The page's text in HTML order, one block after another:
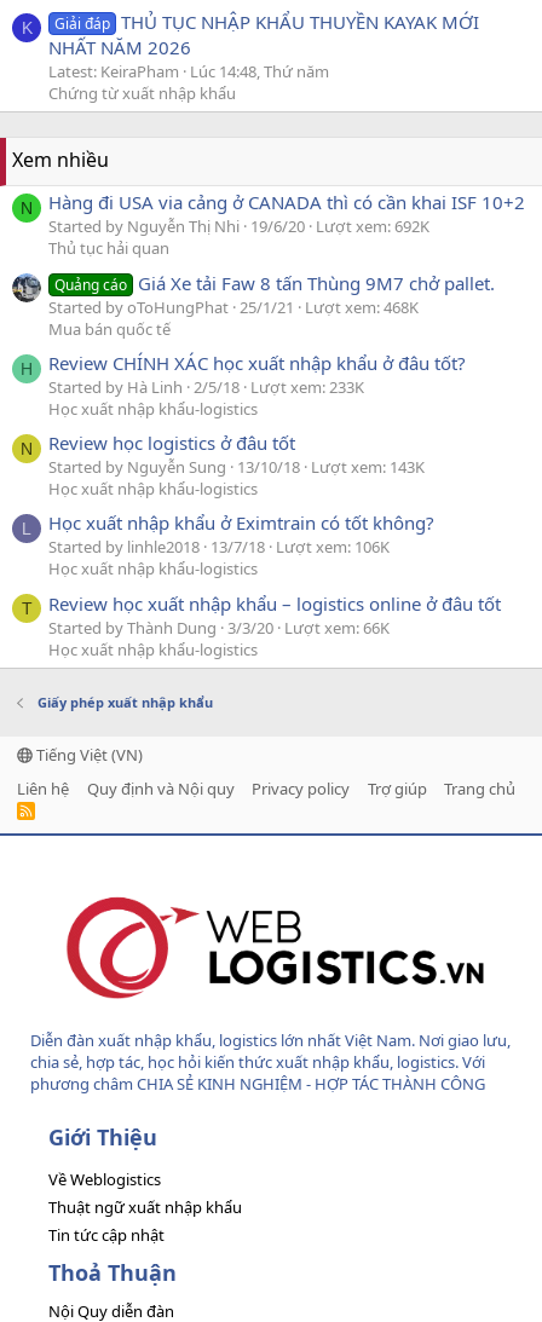
K Giải đáp THỦ TỤC NHẬP KHẨU THUYỀN KAYAK MỚI
NHẤT NĂM 2026
Latest: KeiraPham
Lúc 14:48, Thứ năm
Chứng từ xuất nhập khẩu
Xem nhiều
N Hàng đi USA via cảng ở CANADA thì có cần khai ISF 10+2
Started by Nguyễn Thị Nhi 19/6/20 Lượt xem: 692K
Thủ tục hải quan
Quảng cáo Giá Xe tải Faw 8 tấn Thùng 9M7 chở pallet.
Started by oToHungPhat 25/1/21
Lượt xem: 468K
Mua bán quốc tế
H Review CHÍNH XÁC học xuất nhập khẩu ở đâu tốt?
Started by Hà Linh 2/5/18 Lượt xem: 233K
Học xuất nhập khẩu-logistics
N Review học logistics ở đâu tốt
Started by Nguyễn Sung 13/10/18 Lượt xem: 143K
Học xuất nhập khẩu-logistics
L Học xuất nhập khẩu ở Eximtrain có tốt không?
Started by linhle2018 13/7/18 Lượt xem: 106K
Học xuất nhập khẩu-logistics
T Review học xuất nhập khẩu – logistics online ở đâu tốt
Started by Thành Dung 3/3/20 Lượt xem: 66K
Học xuất nhập khẩu-logistics
Giấy phép xuất nhập khẩu
Tiếng Việt (VN)
Liên hệ
Quy định và Nội quy Privacy policy Trợ giúp Trang chủ
R
Diễn đàn xuất nhập khẩu, logistics lớn nhất Việt Nam. Nơi giao lưu,
chia sẻ, hợp tác, học hỏi kiến thức xuất nhập khẩu, logistics. Với
phương châm CHIA SẺ KINH NGHIỆM - HỢP TÁC THÀNH CÔNG
Giới Thiệu
Về Weblogistics
Thuật ngữ xuất nhập khẩu
Tin tức cập nhật
Thoả Thuận
Nội Quy diễn đàn